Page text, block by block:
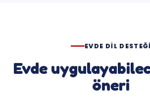
EVDE DIL DESTEĞI
Evde
öneri